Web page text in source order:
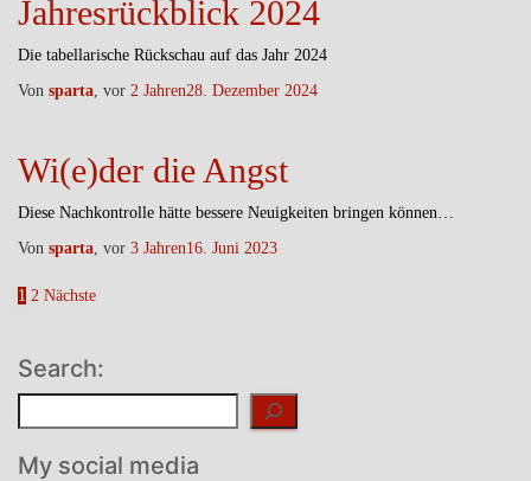
Jahresrückblick 2024
Die tabellarische Rückschau auf das Jahr 2024
Von sparta, vor 2 Jahren28. Dezember 2024
Wi(e)der die Angst
Diese Nachkontrolle hätte bessere Neuigkeiten bringen können…
Von sparta, vor 3 Jahren16. Juni 2023
Seitennummerierung
Beiträge
1 2 Nächste
Search:
My social media